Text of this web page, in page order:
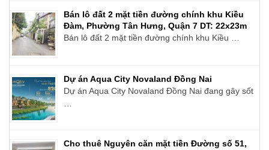
Bán lô đất 2 mặt tiền đường chính khu Kiều
Đàm, Phường Tân Hưng, Quận 7 DT: 22x23m
Bán lô đất 2 mặt tiền đường chính khu Kiều …
Dự án Aqua City Novaland Đồng Nai
Dự án Aqua City Novaland Đồng Nai đang gây sốt
Cho thuê Nguyên căn mặt tiền Đường số 51,